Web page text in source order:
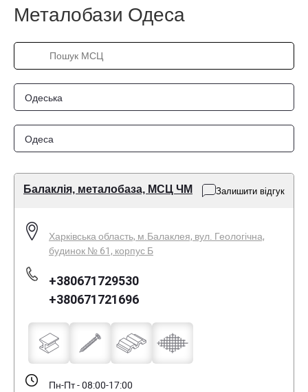
Металобази Одеса
Одеська
Одеса
Балаклія, металобаза, МСЦ ЧМ Залишити відгук
Харківська область, м.Балаклея, вул. Геологічна,
будинок № 61, корпус Б
+380671729530
+380671721696
Пн-Пт - 08:00-17:00